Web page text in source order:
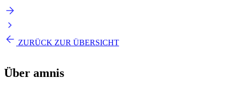
ZURÜCK ZUR ÜBERSICHT
Über amnis